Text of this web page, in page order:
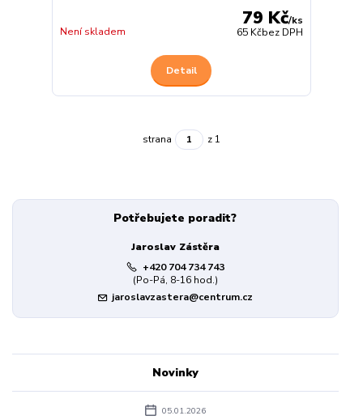
79 Kč/ks
65 Kčbez DPH
Není skladem
Detail
strana z 1
Potřebujete poradit?
Jaroslav Zástěra
+420 704 734 743
(Po-Pá, 8-16 hod.)
jaroslavzastera@centrum.cz
Novinky
05.01.2026